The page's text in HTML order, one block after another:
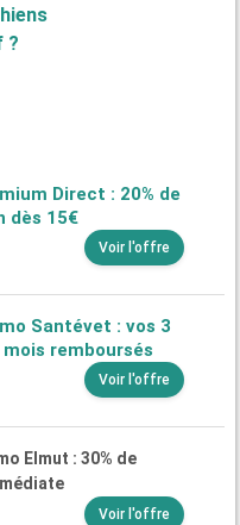
?
Direct : 20% de
dès 15€
Voir l'offre
Santévet : vos 3
remboursés
Voir l'offre
Elmut : 30% de
Voir l'offre